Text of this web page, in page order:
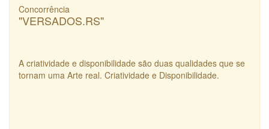
Concorrência
"VERSADOS.RS"
A criatividade e disponibilidade são duas qualidades que se
tornam uma Arte real. Criatividade e Disponibilidade.